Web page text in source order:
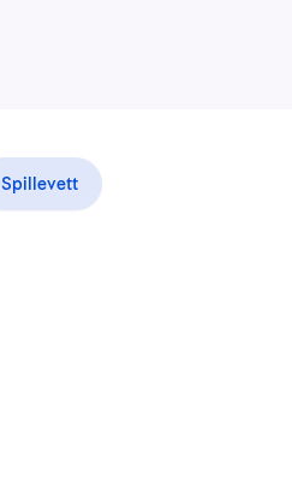
Spillevett